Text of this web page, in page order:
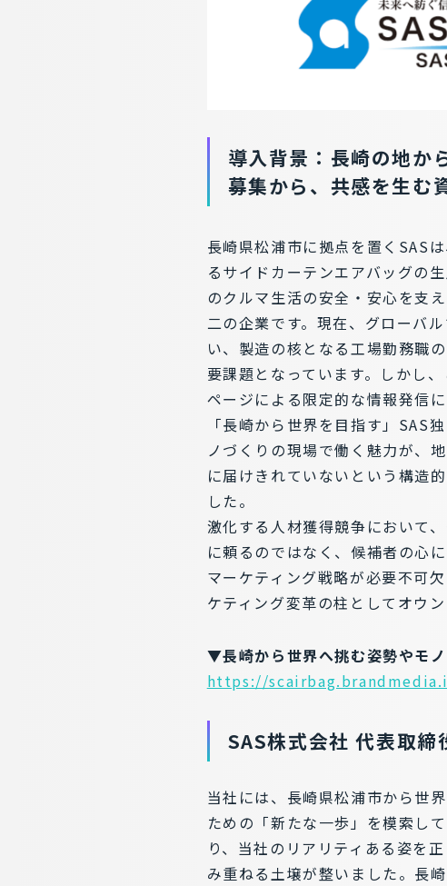
導入背景：長崎の地か
募集から、共感を生む
長崎県松浦市に拠点を置くSAS
るサイドカーテンエアバッグの
のクルマ生活の安全・安心を支
二の企業です。現在、グローバ
い、製造の核となる工場勤務職
要課題となっています。しかし
ページによる限定的な情報発信に
「長崎から世界を目指す」SAS
ノづくりの現場で働く魅力が、
に届けきれていないという構造
した。
激化する人材獲得競争において
に頼るのではなく、候補者の心
マーケティング戦略が必要不可
ケティング変革の柱としてオウ
▼長崎から世界へ挑む姿勢やモ
https://
SAS株式会社 代表取
当社には、長崎県松浦市から世
ための「新たな一歩」を模索し
り、当社のリアリティある姿を
み重ねる土壌が整いました。長